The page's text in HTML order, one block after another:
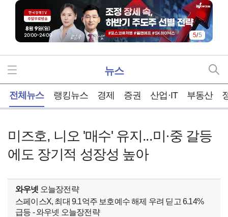
5/5
뉴스
전체뉴스 랭킹뉴스 경제 증권 산업·IT 부동산
미즈호, 니오 '매수' 유지...미·중 갈등
에도 장기적 성장성 높아
와우넷 오늘장전략
스페이스X, 최대 9.1억주 보호예수 해제 우려 딛고 6.14%
급등 - 와우넷 오늘장전략